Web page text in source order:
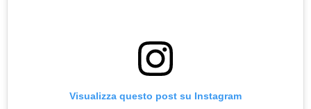
Visualizza questo post su Instagram